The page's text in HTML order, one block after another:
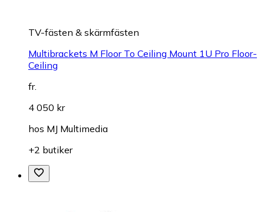
TV-fästen & skärmfästen
Multibrackets M Floor To Ceiling Mount 1U Pro Floor-
Ceiling
fr.
4 050 kr
hos MJ Multimedia
+2 butiker